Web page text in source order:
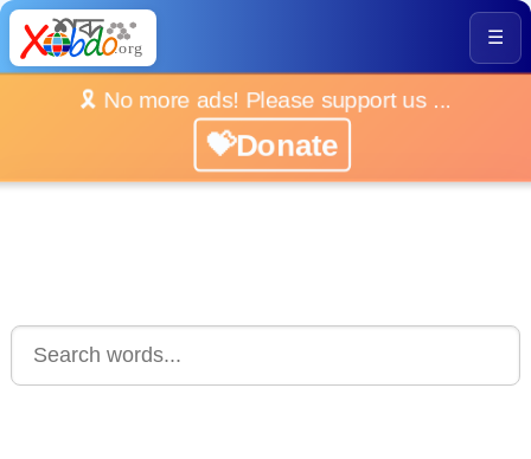
☰
🎗️ No more ads! Please support us ...
💝Donate